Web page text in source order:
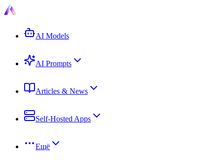
AI Models
AI Prompts
Articles & News
Self-Hosted Apps
Ещё